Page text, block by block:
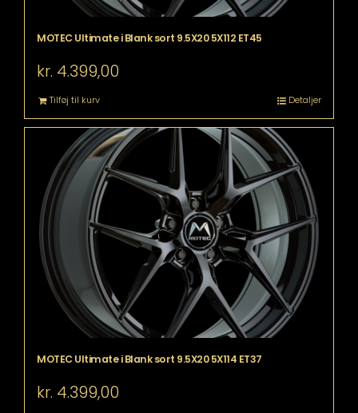
MOTEC Ultimate i Blank sort 9.5X20 5X112 ET45
kr. 4.399,00
Tilføj til kurv Detaljer
MOTEC Ultimate i Blank sort 9.5X20 5X114 ET37
kr. 4.399,00